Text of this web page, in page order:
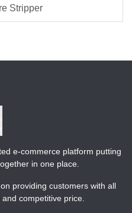
Stripper
e-commerce platform putting
in one place.
providing customers with all
competitive price.